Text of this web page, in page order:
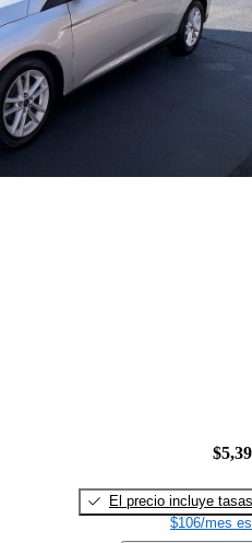
El precio incluye tasas
$106/mes